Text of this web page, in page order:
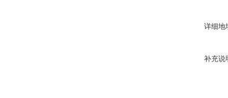
详细地
补充说